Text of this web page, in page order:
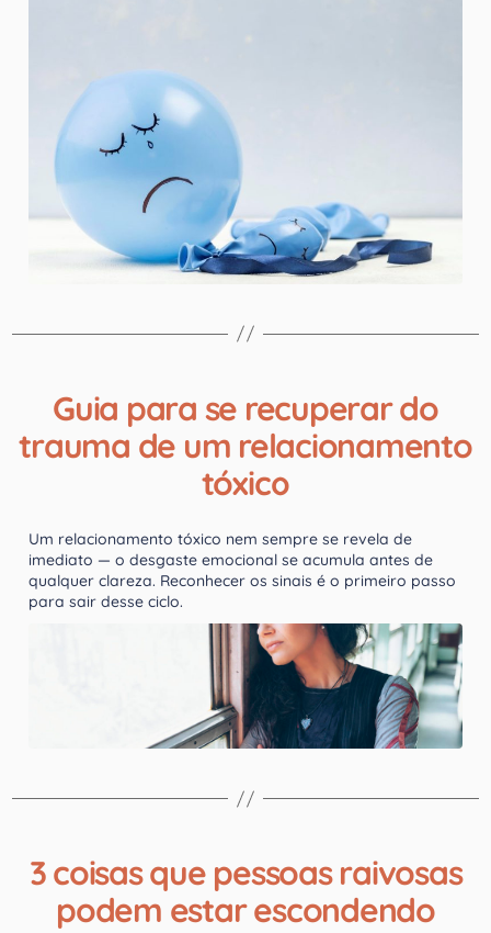
Guia para se recuperar do
trauma de um relacionamento
tóxico
Um relacionamento tóxico nem sempre se revela de
imediato — o desgaste emocional se acumula antes de
qualquer clareza. Reconhecer os sinais é o primeiro passo
para sair desse ciclo.
3 coisas que pessoas raivosas
podem estar escondendo